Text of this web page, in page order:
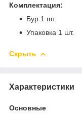
Комплектация:
Бур 1 шт.
Упаковка 1 шт.
Скрыть
Характеристики
Основные